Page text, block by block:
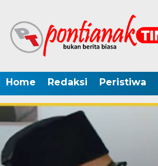
Home Redaksi Peristiwa